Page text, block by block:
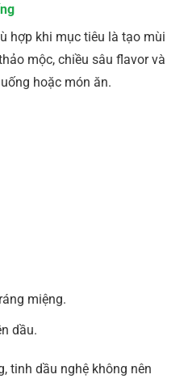
hợp khi mục tiêu là tạo mùi
mộc, chiều sâu flavor và
hoặc món ăn.
miệng.
dầu.
tinh dầu nghệ không nên